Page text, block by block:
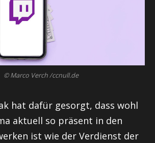
© Marco Verch /ccnull.de
hat dafür gesorgt, dass wohl
aktuell so präsent in den
ist wie der Verdienst der